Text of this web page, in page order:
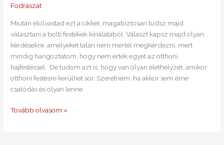
Fodrászat
Miután elolvastad ezt a cikket, magabiztosan tudsz majd
választani a bolti festékek kínálatából. Választ kapsz majd olyan
kérdésekre, amelyeket talán nem mertél megkérdezni, mert
mindig hangoztatom, hogy nem értek egyet az otthoni
hajfestéssel. De tudom azt is, hogy van olyan élethelyzet, amikor
otthoni festésre kerülhet sor. Szeretném, ha akkor sem érne
csalódás és olyan lenne
megfelelő
kiválasztásához
Tovább olvasom »